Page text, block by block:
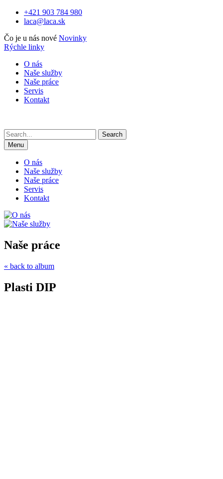
Skip
+421 903 784 980
laca@laca.sk
Čo je u nás nové Novinky
Rýchle linky
O nás
Naše služby
Naše práce
Servis
Kontakt
Search
for:Menu
O nás
Naše služby
Naše práce
Servis
Kontakt
Naše práce
« back to album
Plasti DIP